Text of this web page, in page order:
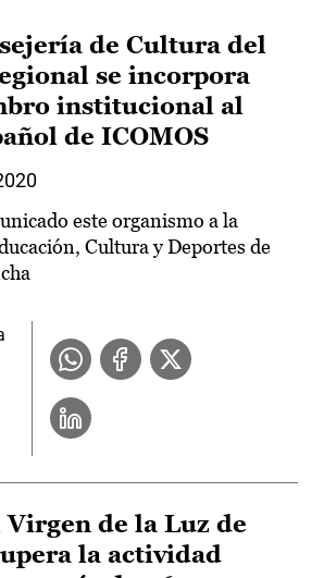
de Cultura del
se incorpora
institucional al
de ICOMOS
este organismo a la
Cultura y Deportes de
de la Luz de
la actividad